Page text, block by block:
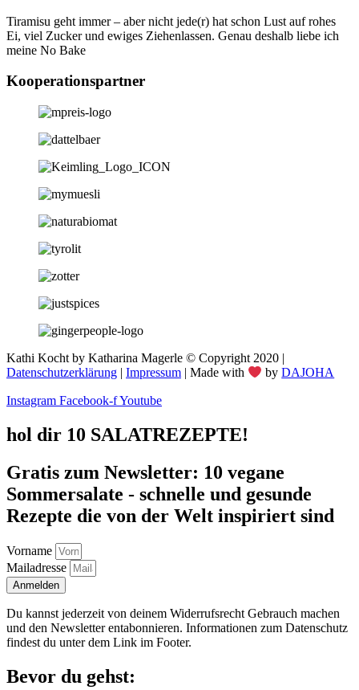
Tiramisu geht immer – aber nicht jede(r) hat schon Lust auf rohes
Ei, viel Zucker und ewiges Ziehenlassen. Genau deshalb liebe ich
meine No Bake
Kooperationspartner
Kathi Kocht by Katharina Magerle © Copyright 2020 |
Datenschutzerklärung
Impressum | Made with byDAJOHA
Instagram Facebook-fYoutube
hol dir 10 SALATREZEPTE!
Gratis zum Newsletter: 10 vegane
Sommersalate - schnelle und gesunde
Rezepte die von der Welt inspiriert sind
Vorname
Mailadresse
Anmelden
Du kannst jederzeit von deinem Widerrufsrecht Gebrauch machen
und den Newsletter entabonnieren. Informationen zum Datenschutz
findest du unter dem Link im Footer.
Bevor du gehst: